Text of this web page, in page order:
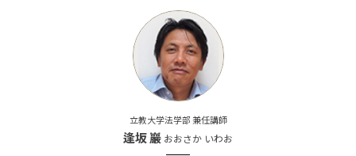
主要問題を含む東アジアの国際関係論。戦争の記憶や国際和平
に関する処女作は「Sorry States: Apologies in international
politics 」(Cornell University Press, 2008年)。また学術誌
「International Security」 や「International studies
Quarterly」で発表を行う。「Foreign Affairs」「The Wall
Street journal」「The New York Times」等、世界の著名新聞・
雑誌にも幅広く寄稿し、日本や各国のメディアでも多く掲載さ
立教大学法学部 兼任講師
逢坂 巖 おおさか いわお